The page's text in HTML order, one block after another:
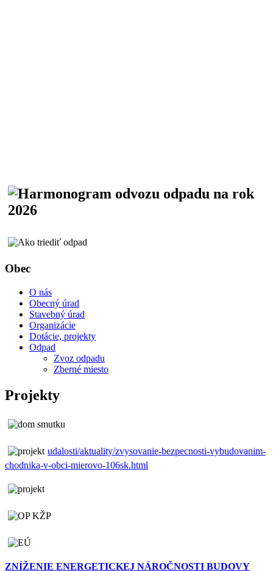
Obec
O nás
Obecný úrad
Stavebný úrad
Organizácie
Dotácie, projekty
Odpad
Zvoz odpadu
Zberné miesto
Projekty
udalosti/aktuality/zvysovanie-bezpecnosti-vybudovanim-
chodnika-v-obci-mierovo-106sk.html
ZNÍŽENIE ENERGETICKEJ NÁROČNOSTI BUDOVY